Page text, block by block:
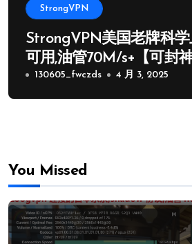
StrongVPN
StrongVPN美国老牌科学
可用,油管70M/s+【可封神
130605_fwczds 4 月 3, 2025
You Missed